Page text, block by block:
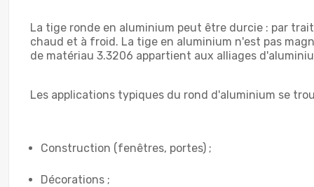
La tige ronde en aluminium peut être durcie : par
chaud et à froid. La tige en aluminium n'est pas
de matériau 3.3206 appartient aux alliages
Les applications typiques du rond d'aluminium se
Construction (fenêtres, portes) ;
Décorations ;